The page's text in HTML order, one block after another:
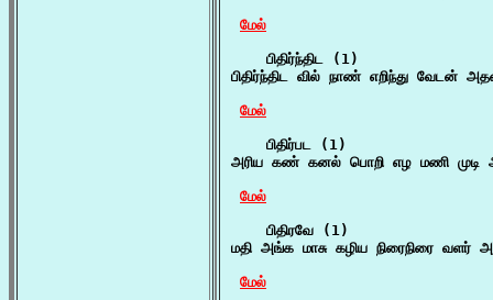
மேல்
    பிதிர்ந்திட (1)
பிதிர்ந்திட வில் நாண் எறிந்து வேடன்
மேல்
    பிதிர்பட (1)
அரிய கண் கனல் பொறி எழ மணி முடி
மேல்
    பிதிரவே (1)
மதி அங்க மாசு கழிய நிரைநிரை வளர்
மேல்